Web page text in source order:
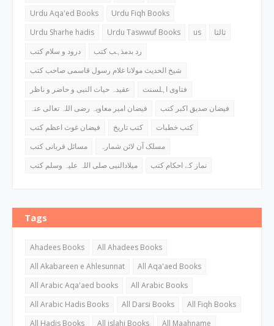
Urdu Aqa'ed Books
Urdu Fiqh Books
Urdu Sharhe hadis
Urdu Taswwuf Books us
ثالثا
درود و سلام کتب
رد بدمذہب کتب
شیخ الحدیث مولانا غلام رسول قاسمی صاحب کتب
عقیدہ حیات النبی و حاضر و ناظر
فتاوی اہلسنت
فیضان امیر معاویہ رضی اللہ تعالی عنہ
فیضان صدیق اکبر کتب
فیضان غوث اعظم کتب
کتب تاریخ
کتب خطبات
مسائل قربانی کتب
مسلک آن لائن شمارہ
میلادالنبی صلی اللہ علیہ وسلم کتب
نماز کے احکام کتب
Tags
Ahadees Books
All Ahadees Books
All Akabareen e Ahlesunnat
All Aqa'aed Books
All Arabic Aqa'aed books
All Arabic Books
All Arabic Hadis Books
All Darsi Books
All Fiqh Books
All Hadis Books
All islahi Books
All Maahname